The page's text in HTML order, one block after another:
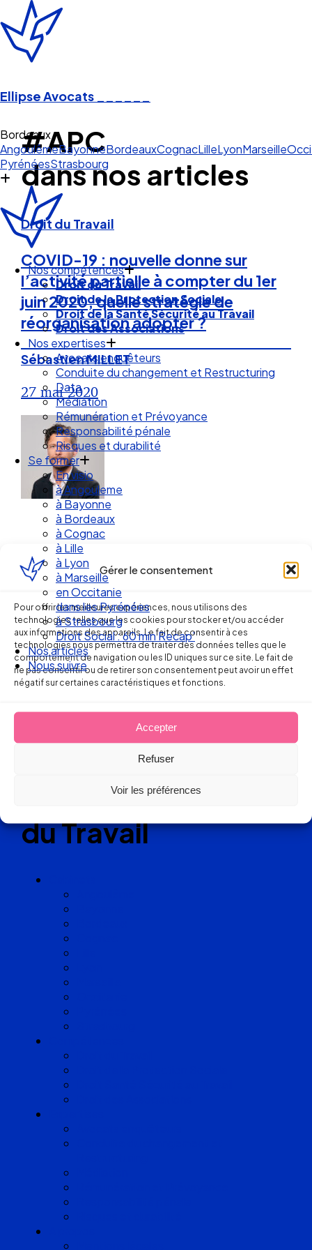
Gérer le consentement
Pour offrir les meilleures expériences, nous utilisons des
technologies telles que les cookies pour stocker et/ou accéder
aux informations des appareils. Le fait de consentir à ces
technologies nous permettra de traiter des données telles que le
comportement de navigation ou les ID uniques sur ce site. Le fait de
ne pas consentir ou de retirer son consentement peut avoir un effet
négatif sur certaines caractéristiques et fonctions.
Accepter
Refuser
Voir les préférences
Ellipse Avocats
Bordeaux
AngoulêmeBayonneBordeauxCognacLilleLyonMarseille
PyrénéesStrasbourg
Nos compétences
Droit du Travail
Droit de la Protection Sociale
Droit de la Santé Sécurité au Travail
Droit des Associations
Nos expertises
Avocats enquêteurs
Conduite du changement et Restructuring
Data
Médiation
Rémunération et Prévoyance
Responsabilité pénale
Risques et durabilité
Se former
En visio
à Angouleme
à Bayonne
à Bordeaux
à Cognac
à Lille
à Lyon
à Marseille
en Occitanie
dans les Pyrénées
à Strasbourg
Droit Social : 60 min Recap’
Nos articles
Nous suivre
#APC
dans nos articles
Droit du Travail
COVID-19 : nouvelle donne sur
l’activité partielle à compter du 1er
juin 2020, quelle stratégie de
réorganisation adopter ?
Sébastien MILLET
27 mai 2020
Ellipse Avocats
Réseau
de cabinets
d’avocats
en Droit
du Travail